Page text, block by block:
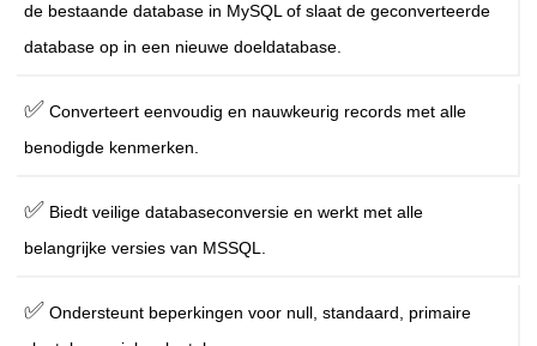
de bestaande database in MySQL of slaat de geconverteerde
database op in een nieuwe doeldatabase.
✅ Converteert eenvoudig en nauwkeurig records met alle
benodigde kenmerken.
✅ Biedt veilige databaseconversie en werkt met alle
belangrijke versies van MSSQL.
✅ Ondersteunt beperkingen voor null, standaard, primaire